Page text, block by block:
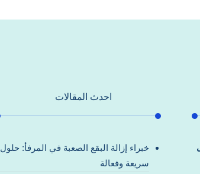
احدث المقالات
خبراء إزالة البقع الصعبة في المرفأ: حلول
سريعة وفعالة